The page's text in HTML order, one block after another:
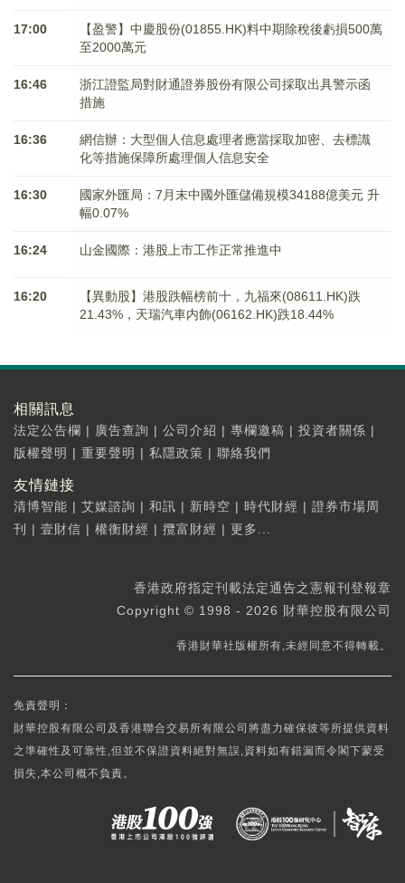
17:00
【盈警】中慶股份(01855.HK)料中期除稅後虧損500萬
至2000萬元
16:46
浙江證監局對財通證券股份有限公司採取出具警示函
措施
16:36
網信辦：大型個人信息處理者應當採取加密、去標識
化等措施保障所處理個人信息安全
16:30
國家外匯局：7月末中國外匯儲備規模34188億美元 升
幅0.07%
16:24 山金國際：港股上市工作正常推進中
16:20
【異動股】港股跌幅榜前十，九福來(08611.HK)跌
21.43%，天瑞汽車内飾(06162.HK)跌18.44%
相關訊息
法定公告欄 | 廣告查詢 | 公司介紹 | 專欄邀稿 | 投資者關係 |
版權聲明 | 重要聲明 | 私隱政策 | 聯絡我們
友情鏈接
清博智能 | 艾媒諮詢 | 和訊 | 新時空 | 時代財經 | 證券市場周
刊
| 壹財信 | 權衡財經 | 攬富財經 | 更多...
香港政府指定刊載法定通告之憲報刊登報章
Copyright © 1998 - 2026 財華控股有限公司
香港財華社版權所有,未經同意不得轉載。
免責聲明：
財華控股有限公司及香港聯合交易所有限公司將盡力確保彼等所提供資料
之準確性及可靠性,但並不保證資料絕對無誤,資料如有錯漏而令閣下蒙受
損失,本公司概不負責。